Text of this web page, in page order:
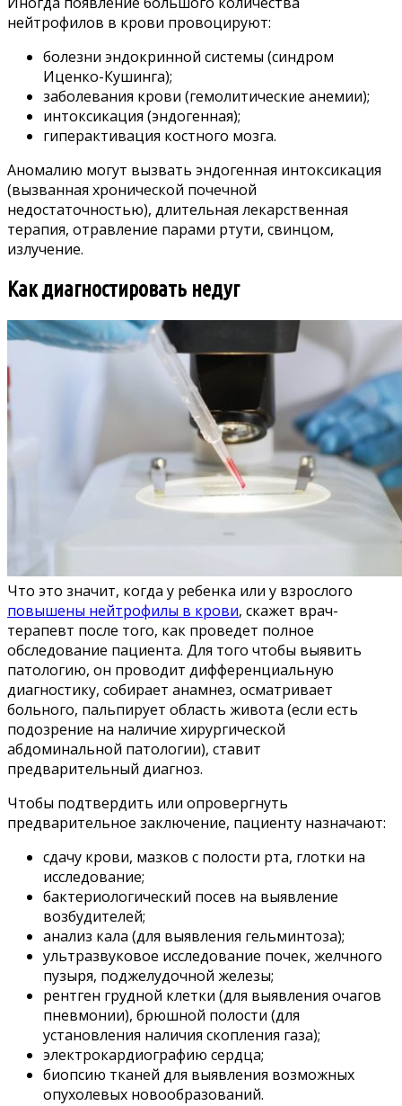
нейтрофилов в крови провоцируют:
болезни эндокринной системы (синдром
Иценко-Кушинга);
заболевания крови (гемолитические анемии);
интоксикация (эндогенная);
гиперактивация костного мозга.
Аномалию могут вызвать эндогенная интоксикация
(вызванная хронической почечной
недостаточностью), длительная лекарственная
терапия, отравление парами ртути, свинцом,
излучение.
Как диагностировать недуг
Что это значит, когда у ребенка или у взрослого
повышены нейтрофилы в крови, скажет врач-
терапевт после того, как проведет полное
обследование пациента. Для того чтобы выявить
патологию, он проводит дифференциальную
диагностику, собирает анамнез, осматривает
больного, пальпирует область живота (если есть
подозрение на наличие хирургической
абдоминальной патологии), ставит
предварительный диагноз.
Чтобы подтвердить или опровергнуть
предварительное заключение, пациенту назначают:
сдачу крови, мазков с полости рта, глотки на
исследование;
бактериологический посев на выявление
возбудителей;
анализ кала (для выявления гельминтоза);
ультразвуковое исследование почек, желчного
пузыря, поджелудочной железы;
рентген грудной клетки (для выявления очагов
пневмонии), брюшной полости (для
установления наличия скопления газа);
электрокардиографию сердца;
биопсию тканей для выявления возможных
опухолевых новообразований.